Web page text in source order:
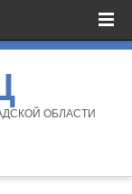
ОБЛАСТИ